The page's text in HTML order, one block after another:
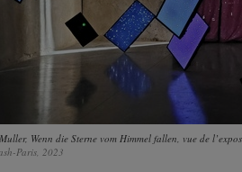
Wenn die Sterne vom Himmel fallen, vue de
Paris, 2023